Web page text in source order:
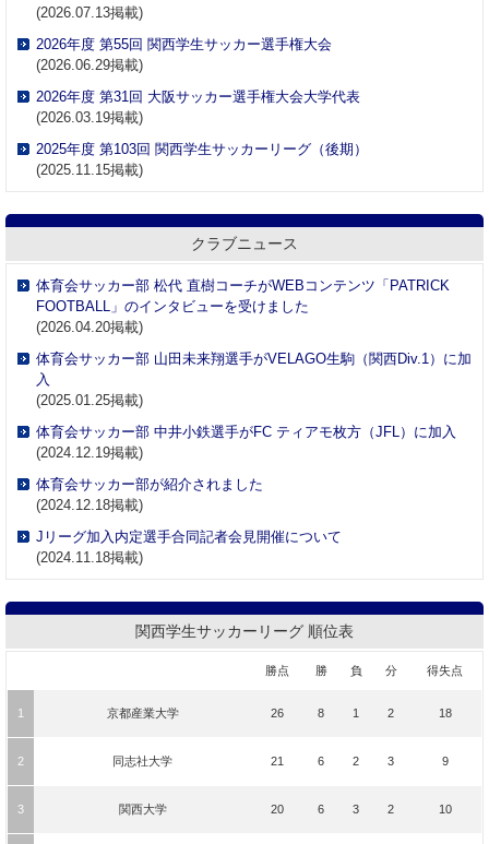
クラブニュース
関西学生サッカーリーグ 順位表
勝点 勝 負 分 得失点
1 京都産業大学 26 8 1 2 18
2 同志社大学 21 6 2 3 9
3 関西大学 20 6 3 2 10